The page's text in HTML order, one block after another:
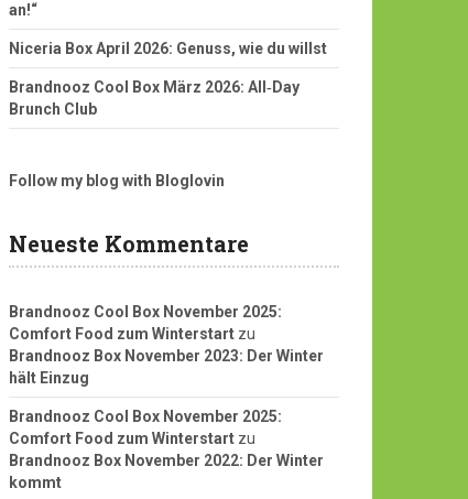
an!“
Niceria Box April 2026: Genuss, wie du willst
Brandnooz Cool Box März 2026: All‑Day
Brunch Club
Follow my blog with Bloglovin
Neueste Kommentare
Brandnooz Cool Box November 2025:
Comfort Food zum Winterstart zu
Brandnooz Box November 2023: Der Winter
hält Einzug
Brandnooz Cool Box November 2025:
Comfort Food zum Winterstart zu
Brandnooz Box November 2022: Der Winter
kommt